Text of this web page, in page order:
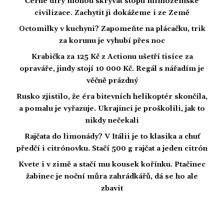
civilizace. Zachytit ji dokážeme i ze Země
Octomilky v kuchyni? Zapomeňte na plácačku, trik
za korunu je vyhubí přes noc
Krabička za 125 Kč z Actionu ušetří tisíce za
opraváře, jindy stojí 10 000 Kč. Regál s nářadím je
věčně prázdný
Rusko zjistilo, že éra bitevních helikoptér skončila,
a pomalu je vyřazuje. Ukrajinci je proškolili, jak to
nikdy nečekali
Rajčata do limonády? V Itálii je to klasika a chuť
předčí i citrónovku. Stačí 500 g rajčat a jeden citrón
Kvete i v zimě a stačí mu kousek kořínku. Ptačinec
žabinec je noční můra zahrádkářů, dá se ho ale
zbavit